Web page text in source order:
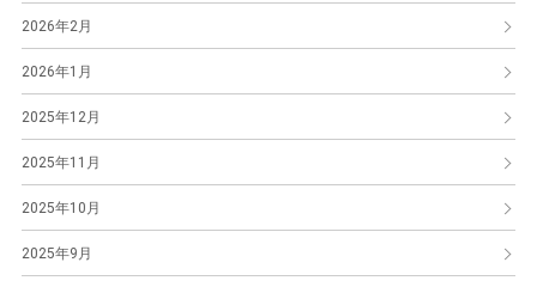
2026年2月
2026年1月
2025年12月
2025年11月
2025年10月
2025年9月